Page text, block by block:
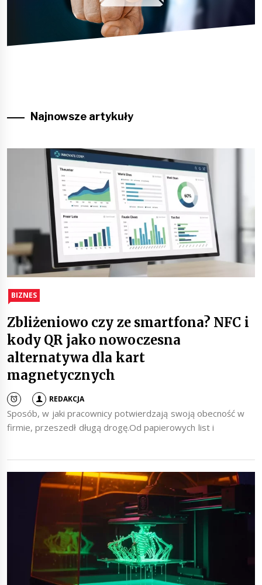
Najnowsze artykuły
BIZNES
Zbliżeniowo czy ze smartfona? NFC i
kody QR jako nowoczesna
alternatywa dla kart
magnetycznych
REDAKCJA
Sposób, w jaki pracownicy potwierdzają swoją obecność w
firmie, przeszedł długą drogę.Od papierowych list i